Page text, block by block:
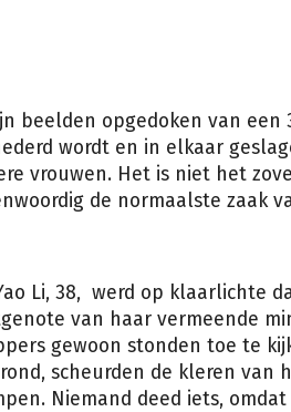
beelden opgedoken van
wordt en in elkaar
vrouwen. Het is niet het
de normaalste zaak
Li, 38, werd op klaarlichte
van haar vermeende
gewoon stonden toe te
scheurden de kleren van
Niemand deed iets,